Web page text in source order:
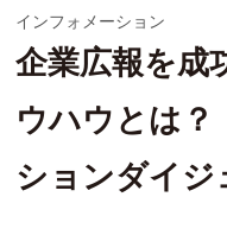
インフォメーション
企業広報を成
ウハウとは？
ションダイジ